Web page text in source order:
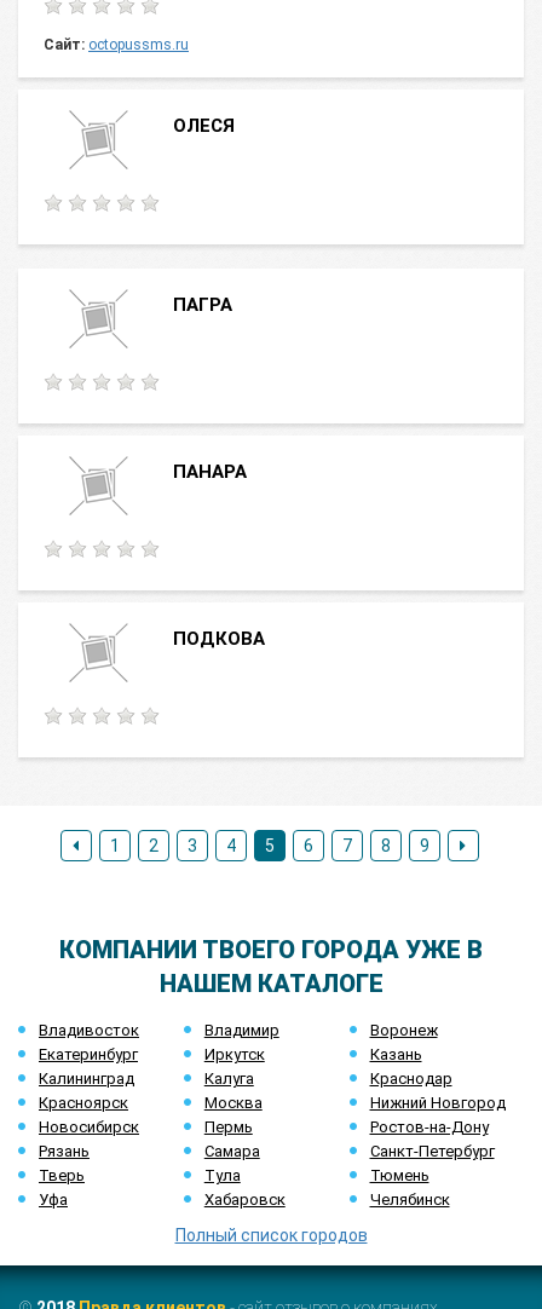
Сайт: octopussms.ru
ОЛЕСЯ
ПАГРА
ПАНАРА
ПОДКОВА
1 2 3 4 5 6 7 8 9
КОМПАНИИ ТВОЕГО ГОРОДА УЖЕ В
НАШЕМ КАТАЛОГЕ
Владивосток Владимир
Воронеж
Екатеринбург
Иркутск
Казань
Калининград
Калуга
Краснодар
Красноярск
Москва
Нижний Новгород
Новосибирск
Пермь
Ростов-на-Дону
Рязань
Самара
Санкт-Петербург
Тверь
Тула
Тюмень
Уфа
Хабаровск Челябинск
Полный список городов